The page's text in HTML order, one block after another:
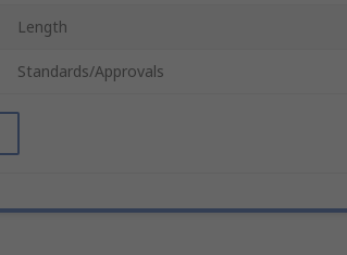
Length
Standards/Approvals